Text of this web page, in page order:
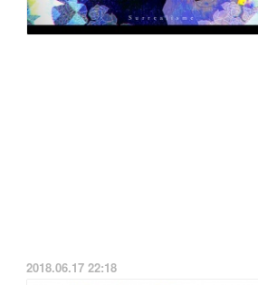
2018.06.17 22:18